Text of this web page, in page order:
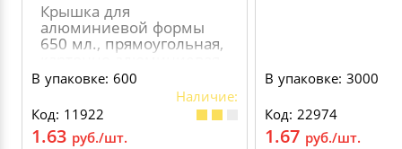
Крышка для
алюминиевой формы
650 мл., прямоугольная,
картонно-алюминиевая
В упаковке: 600
Наличие:
Код: 11922
1.63 руб./шт.
В упаковке: 3000
Код: 22974
1.67 руб./шт.